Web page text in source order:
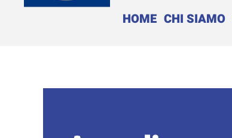
HOME CHI SIAMO